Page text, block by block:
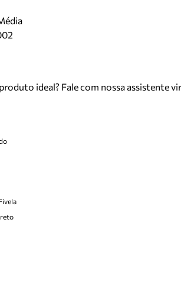
ideal? Fale com nossa assistente